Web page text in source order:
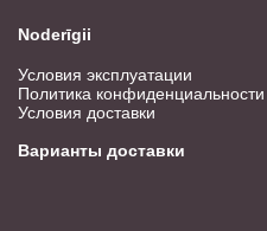
Noderīgii
Условия эксплуатации
Политика конфиденциальности
Условия доставки
Варианты доставки